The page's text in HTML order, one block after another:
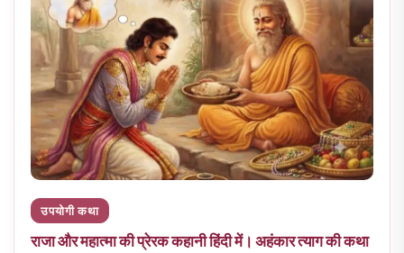
उपयोगी कथा
राजा और महात्मा की प्रेरक कहानी हिंदी में। अहंकार त्याग की कथा